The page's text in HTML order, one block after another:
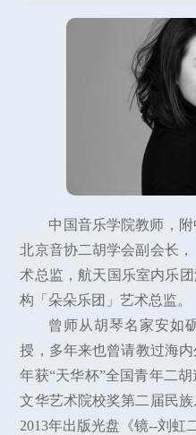
中国音乐学院教师，
北京音协二胡学会副会长
术总监，航天国乐室内乐
构「朵朵乐团」艺术总监。
曾师从胡琴名家安如
授，多年来也曾请教过海
年获“天华杯”全国青年二
文华艺术院校奖第二届民
2013年出版光盘《镜--刘虹